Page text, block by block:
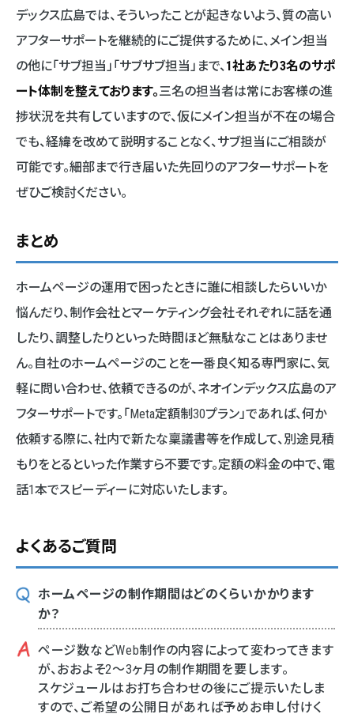
デックス広島では、そういったことが起きないよう、質の高い
アフターサポートを継続的にご提供するために、メイン担当
の他に「サブ担当」「サブサブ担当」まで、1社あたり3名のサポ
ート体制を整えております。三名の担当者は常にお客様の進
捗状況を共有していますので、仮にメイン担当が不在の場合
でも、経緯を改めて説明することなく、サブ担当にご相談が
可能です。細部まで行き届いた先回りのアフターサポートを
ぜひご検討ください。
まとめ
ホームページの運用で困ったときに誰に相談したらいいか
悩んだり、制作会社とマーケティング会社それぞれに話を通
したり、調整したりといった時間ほど無駄なことはありませ
ん。自社のホームページのことを一番良く知る専門家に、気
軽に問い合わせ、依頼できるのが、ネオインデックス広島のア
フターサポートです。「Meta定額制30プラン」であれば、何か
依頼する際に、社内で新たな稟議書等を作成して、別途見積
もりをとるといった作業すら不要です。定額の料金の中で、電
話1本でスピーディーに対応いたします。
よくあるご質問
ホームページの制作期間はどのくらいかかります
か？
ページ数などWeb制作の内容によって変わってきます
が、おおよそ2～3ヶ月の制作期間を要します。
スケジュールはお打ち合わせの後にご提示いたしま
すので、ご希望の公開日があれば予めお申し付けく